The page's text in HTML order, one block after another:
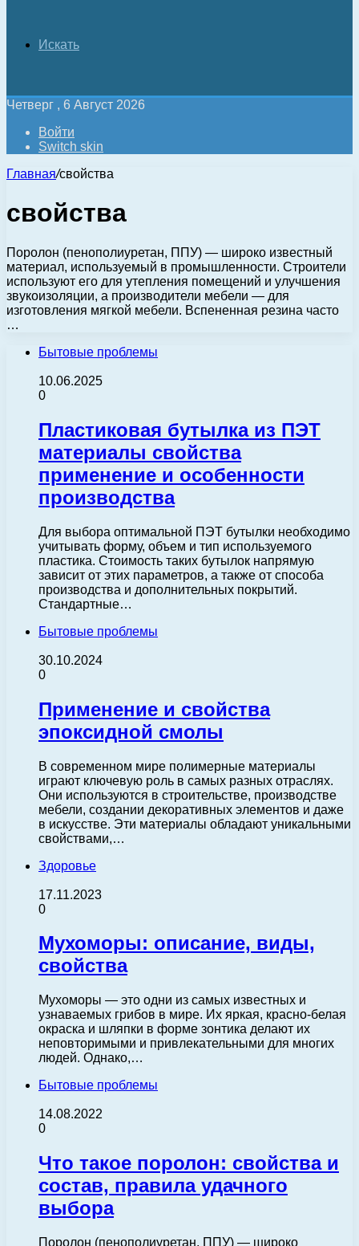
Искать
Четверг , 6 Август 2026
Войти
Switch skin
Главная/свойства
свойства
Поролон (пенополиуретан, ППУ) — широко известный
материал, используемый в промышленности. Строители
используют его для утепления помещений и улучшения
звукоизоляции, а производители мебели — для
изготовления мягкой мебели. Вспененная резина часто
…
Бытовые проблемы
10.06.2025
0
Пластиковая бутылка из ПЭТ
материалы свойства
применение и особенности
производства
Для выбора оптимальной ПЭТ бутылки необходимо
учитывать форму, объем и тип используемого
пластика. Стоимость таких бутылок напрямую
зависит от этих параметров, а также от способа
производства и дополнительных покрытий.
Стандартные…
Бытовые проблемы
30.10.2024
0
Применение и свойства
эпоксидной смолы
В современном мире полимерные материалы
играют ключевую роль в самых разных отраслях.
Они используются в строительстве, производстве
мебели, создании декоративных элементов и даже
в искусстве. Эти материалы обладают уникальными
свойствами,…
Здоровье
17.11.2023
0
Мухоморы: описание, виды,
свойства
Мухоморы — это одни из самых известных и
узнаваемых грибов в мире. Их яркая, красно-белая
окраска и шляпки в форме зонтика делают их
неповторимыми и привлекательными для многих
людей. Однако,…
Бытовые проблемы
14.08.2022
0
Что такое поролон: свойства и
состав, правила удачного
выбора
Поролон (пенополиуретан, ППУ) — широко